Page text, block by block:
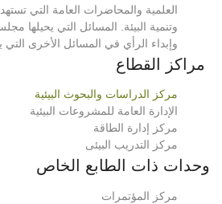
العلمية والمحاضرات العامة التي
وتنمية البيئة. المسائل التي يحيلها
وإبداء الرأي في المسائل الأخرى التي
مراكز القطاع
مركز الدراسات والبحوث البيئية
الإدارة العامة للمشروعات البيئية
مركز إدارة الطاقة
مركز التدريب البيئى
وحدات ذات الطابع الخاص
مركز المؤتمرات